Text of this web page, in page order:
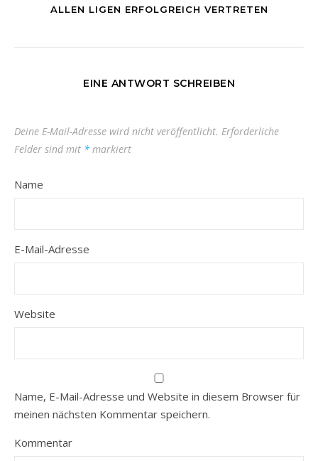
ALLEN LIGEN ERFOLGREICH VERTRETEN
EINE ANTWORT SCHREIBEN
Deine E-Mail-Adresse wird nicht veröffentlicht. Erforderliche
Felder sind mit * markiert
Name
E-Mail-Adresse
Website
Name, E-Mail-Adresse und Website in diesem Browser für
meinen nächsten Kommentar speichern.
Kommentar